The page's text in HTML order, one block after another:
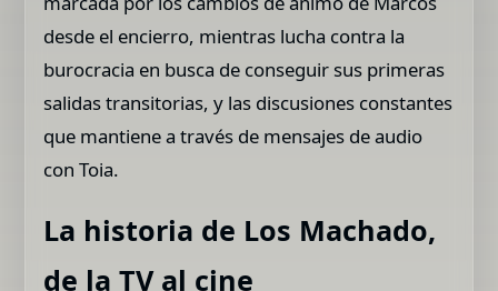
desde el encierro, mientras lucha contra la
burocracia en busca de conseguir sus primeras
salidas transitorias, y las discusiones constantes
que mantiene a través de mensajes de audio
con Toia.
La historia de Los Machado,
de la TV al cine